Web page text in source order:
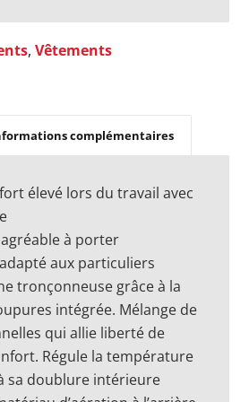
,Vêtements
complémentaires
élevé lors du travail avec
à porter
aux particuliers
tronçonneuse grâce à la
intégrée. Mélange de
qui allie liberté de
Régule la température
sa doublure intérieure